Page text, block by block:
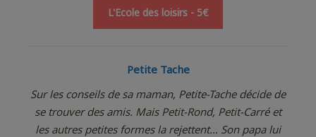
L'Ecole des loisirs - 5€
Petite Tache
Sur les conseils de sa maman, Petite-Tache décide de
se trouver des amis. Mais Petit-Rond, Petit-Carré et
les autres petites formes la rejettent… Son papa lui